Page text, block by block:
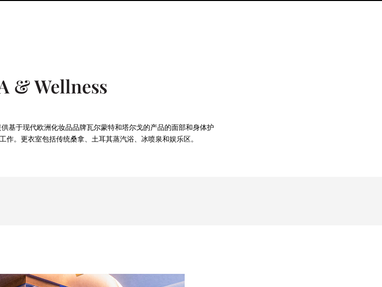
& Wellness
基于现代欧洲化妆品品牌瓦尔蒙特和塔尔戈的产品的面部和身体护
作。更衣室包括传统桑拿、土耳其蒸汽浴、冰喷泉和娱乐区。